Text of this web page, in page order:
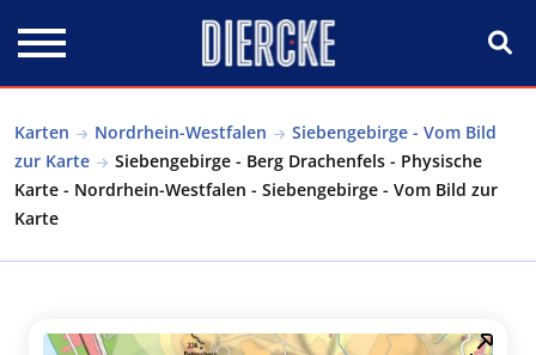
Karten Nordrhein-Westfalen
Siebengebirge - Vom Bild
zur Karte
Siebengebirge - Berg Drachenfels - Physische
Karte - Nordrhein-Westfalen - Siebengebirge - Vom Bild zur
Karte